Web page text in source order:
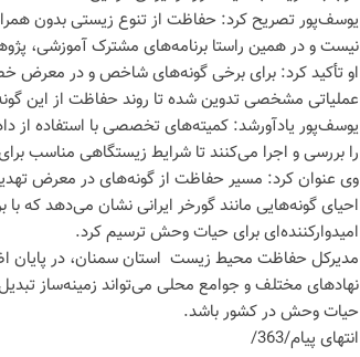
یوسف‌پور تصریح کرد: حفاظت از تنوع زیستی بدون
نیست و در همین راستا برنامه‌های مشترک آموزشی،
او تأکید کرد: برای برخی گونه‌های شاخص و در معرض خطر
عملیاتی مشخصی تدوین شده تا روند حفاظت از این
یوسف‌پور یادآورشد: کمیته‌های تخصصی با استفاده از
را بررسی و اجرا می‌کنند تا شرایط زیستگاهی مناسب
وی عنوان کرد: مسیر حفاظت از گونه‌های در معرض
احیای گونه‌هایی مانند گورخر ایرانی نشان می‌دهد که
امیدوارکننده‌ای برای حیات وحش ترسیم کرد.
مدیرکل حفاظت محیط زیست استان سمنان، در پایان
نهادهای مختلف و جوامع محلی می‌تواند زمینه‌ساز
حیات وحش در کشور باشد.
انتهای پیام/363/